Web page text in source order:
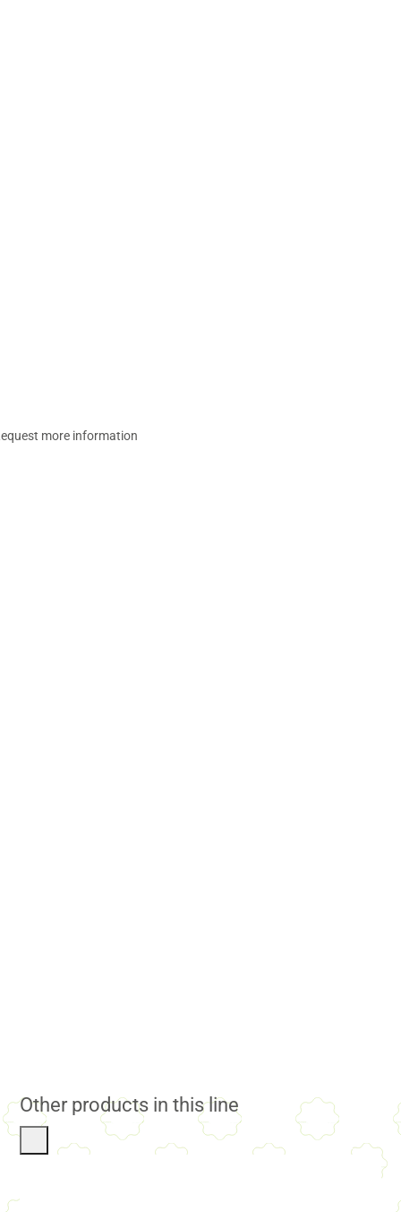
more information
Other products in this line